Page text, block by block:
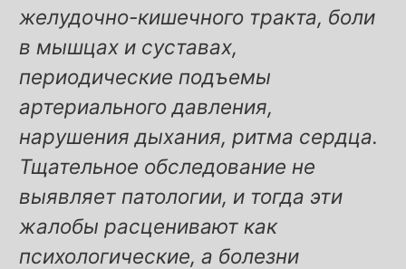
желудочно-кишечного тракта, боли
в мышцах и суставах,
периодические подъемы
артериального давления,
нарушения дыхания, ритма сердца.
Тщательное обследование не
выявляет патологии, и тогда эти
жалобы расценивают как
психологические, а болезни